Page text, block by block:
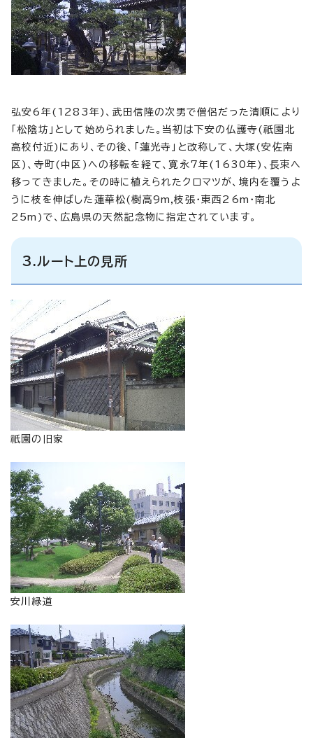
弘安6年(1283年)、武田信隆の次男で僧侶だった清順により
「松陰坊」として始められました。当初は下安の仏護寺(祇園北
高校付近)にあり、その後、「蓮光寺」と改称して、大塚(安佐南
区)、寺町(中区)への移転を経て、寛永7年(1630年)、長束へ
移ってきました。その時に植えられたクロマツが、境内を覆うよ
うに枝を伸ばした蓮華松(樹高9m,枝張・東西26m・南北
25m)で、広島県の天然記念物に指定されています。
3.ルート上の見所
祇園の旧家
安川緑道